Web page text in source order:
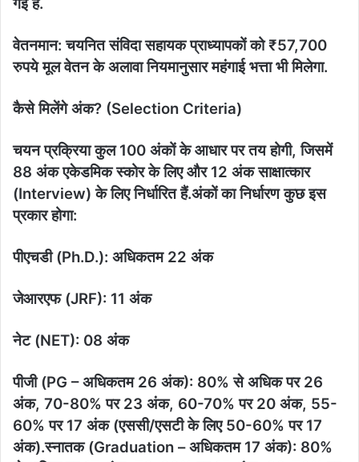
वेतनमान: चयनित संविदा सहायक प्राध्यापकों को ₹57,700
रुपये मूल वेतन के अलावा नियमानुसार महंगाई भत्ता भी मिलेगा.
कैसे मिलेंगे अंक? (Selection Criteria)
​चयन प्रक्रिया कुल 100 अंकों के आधार पर तय होगी, जिसमें
88 अंक एकेडमिक स्कोर के लिए और 12 अंक साक्षात्कार
(Interview) के लिए निर्धारित हैं.अंकों का निर्धारण कुछ इस
प्रकार होगा:
​पीएचडी (Ph.D.): अधिकतम 22 अंक
​जेआरएफ (JRF): 11 अंक
​नेट (NET): 08 अंक
​पीजी (PG – अधिकतम 26 अंक): 80% से अधिक पर 26
अंक, 70-80% पर 23 अंक, 60-70% पर 20 अंक, 55-
60% पर 17 अंक (एससी/एसटी के लिए 50-60% पर 17
अंक).​स्नातक (Graduation – अधिकतम 17 अंक): 80%